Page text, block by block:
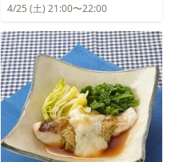
4/25 (土) 21:00〜22:00